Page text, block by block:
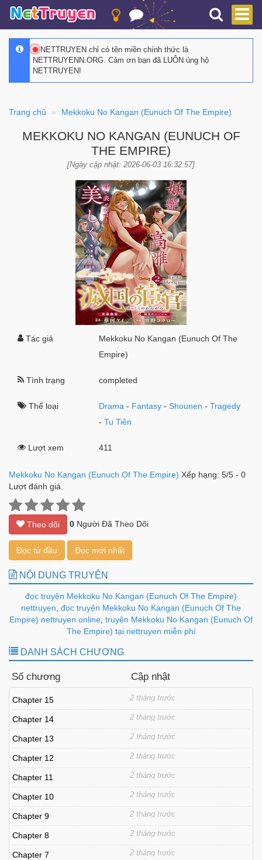
NETTRUYEN chỉ có tên miền chính thức là
NETTRUYENN.ORG. Cảm ơn bạn đã LUÔN ủng hộ
NETTRUYEN!
Trang chủ Mekkoku No Kangan (Eunuch Of The Empire)
MEKKOKU NO KANGAN (EUNUCH OF
THE EMPIRE)
[Ngày cập nhật: 2026-06-03 16:32:57]
Tác giả
Mekkoku No Kangan (Eunuch Of The
Empire)
Tình trạng completed
Thể loại Drama - Fantasy -Shounen -Tragedy
-Tu Tiên
Lượt xem 411
Mekkoku No Kangan (Eunuch Of The Empire) Xếp hạng: 5/5 - 0
Lượt đánh giá.
Theo dõi 0 Người Đã Theo Dõi
Đọc từ đầu Đọc mới nhất
NỘI DUNG TRUYỆN
đọc truyện Mekkoku No Kangan (Eunuch Of The Empire)
nettruyen đọc truyện Mekkoku No Kangan (Eunuch Of The
Empire) nettruyen online truyện Mekkoku No Kangan (Eunuch Of
The Empire) tại nettruyen miễn phí
DANH SÁCH CHƯƠNG
Số chương Cập nhật
Chapter 15 2 tháng trước
Chapter 14 2 tháng trước
Chapter 13 2 tháng trước
Chapter 12 2 tháng trước
Chapter 11 2 tháng trước
Chapter 10 2 tháng trước
Chapter 9 2 tháng trước
Chapter 8 2 tháng trước
Chapter 7 2 tháng trước